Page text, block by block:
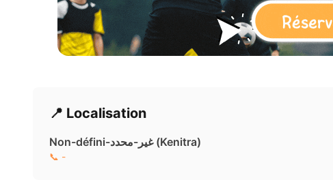
📍 Localisation
Non-défini-غير-محدد ( Kenitra)
📞 -